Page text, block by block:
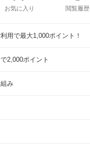
お気に入り 閲覧履歴
用で最大1,000ポイント！
2,000ポイント
み